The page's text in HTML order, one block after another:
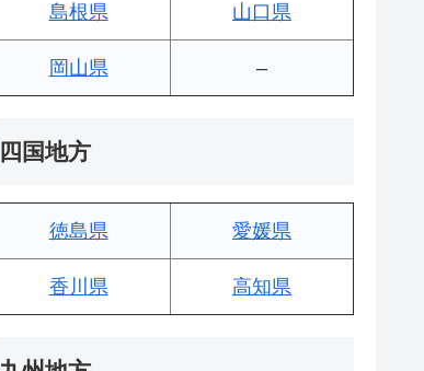
島根県 山口県
岡山県 –
四国地方
徳島県 愛媛県
香川県 高知県